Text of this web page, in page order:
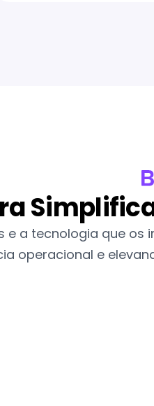
e a tecnologia que
operacional e